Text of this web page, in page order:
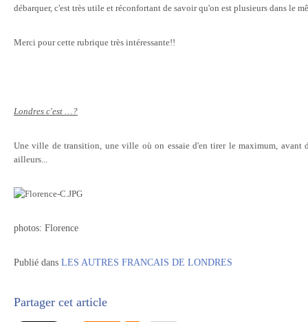
débarquer, c'est très utile et réconfortant de savoir qu'on est plusieurs dans le
Merci pour cette rubrique très intéressante!!
Londres c'est …?
Une ville de transition, une ville où on essaie d'en tirer le maximum, avant
ailleurs...
photos: Florence
Publié dans LES AUTRES FRANCAIS DE LONDRES
Partager cet article